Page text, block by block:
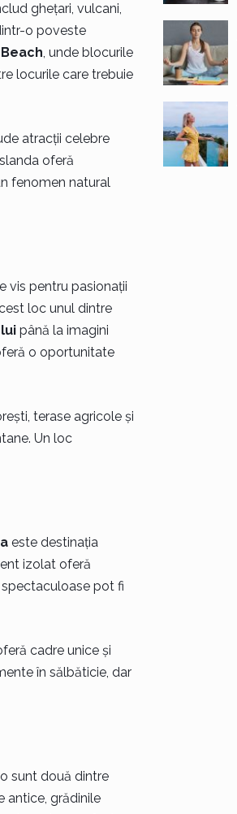
ghețari, vulcani,
o poveste
, unde blocurile
locurile care trebuie
atracții celebre
oferă
fenomen natural
vis pentru pasionații
loc unul dintre
până la imagini
o oportunitate
terase agricole și
Un loc
este destinația
izolat oferă
pot fi
cadre unice și
în sălbăticie, dar
sunt două dintre
antice, grădinile